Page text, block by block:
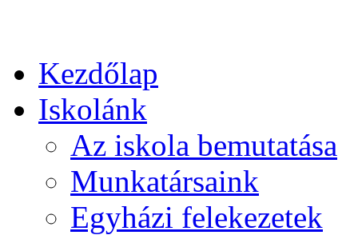
Kezdőlap
Iskolánk
Az iskola bemutatása
Munkatársaink
Egyházi felekezetek